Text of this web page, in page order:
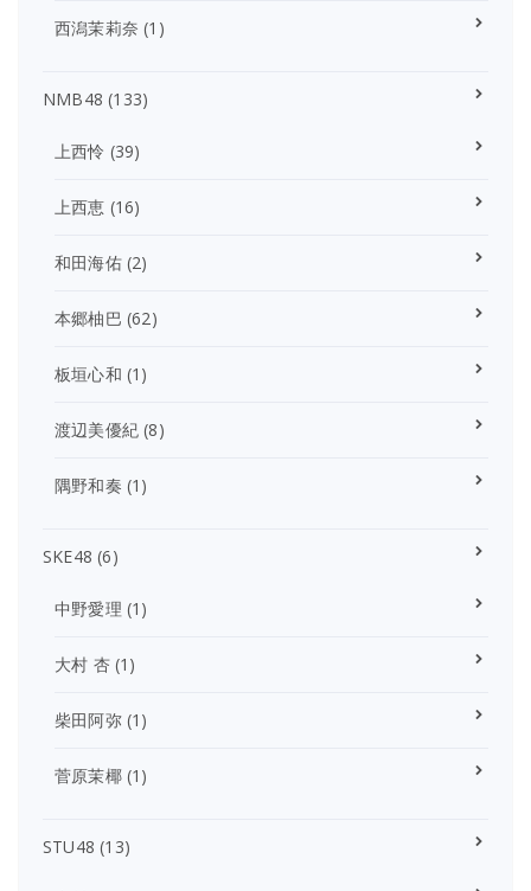
西潟茉莉奈 (1)
NMB48 (133)
上西怜 (39)
上西恵 (16)
和田海佑(2)
本郷柚巴 (62)
板垣心和 (1)
渡辺美優紀 (8)
隅野和奏 (1)
SKE48 (6)
中野愛理 (1)
大村 杏(1)
柴田阿弥(1)
菅原茉椰(1)
STU48 (13)